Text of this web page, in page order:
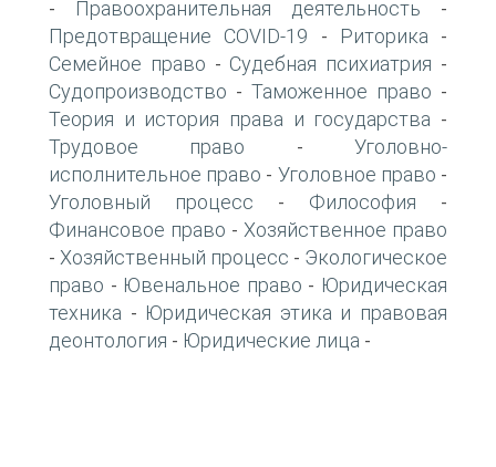
- Правоохранительная деятельность -
Предотвращение COVID-19 - Риторика -
Семейное право - Судебная психиатрия -
Судопроизводство - Таможенное право -
Теория и история права и государства -
Трудовое право -Уголовно-
исполнительное право - Уголовное право -
Уголовный процесс - Философия -
Финансовое право - Хозяйственное право
- Хозяйственный процесс - Экологическое
право - Ювенальное право - Юридическая
техника - Юридическая этика и правовая
деонтология - Юридические лица -